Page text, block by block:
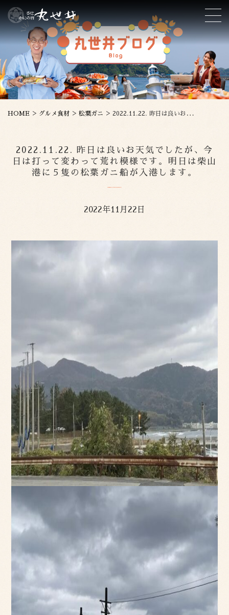
HOME > グルメ食材 > 松葉ガニ > 2022.11.22. 昨日は良いお天気でしたが、今日は打って変わって荒れ模様です。明日は柴山港に５隻の松葉ガニ船が入港します。
2022.11.22. 昨日は良いお天気でしたが、今
日は打って変わって荒れ模様です。明日は柴山
港に５隻の松葉ガニ船が入港します。
2022年11月22日